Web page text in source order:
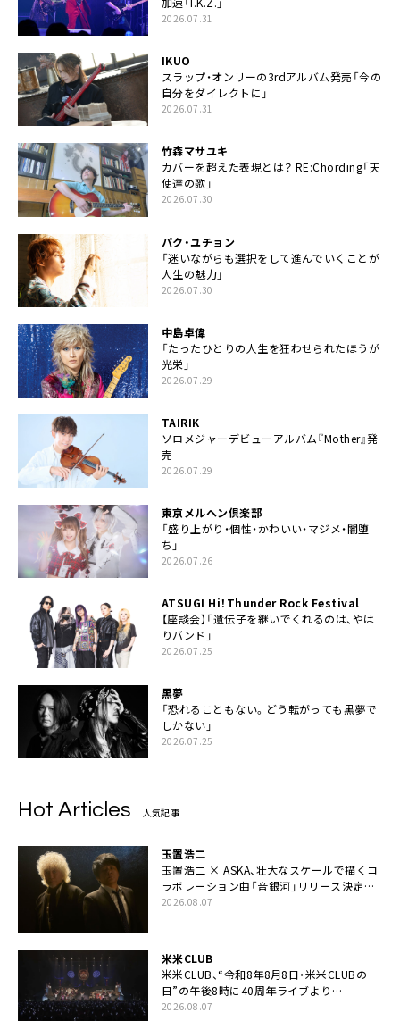
2026.07.31
IKUO
スラップ・オンリーの3rdアルバム発売「今の
自分をダイレクトに」
2026.07.31
竹森マサユキ
カバーを超えた表現とは？ RE:Chording「天
使達の歌」
2026.07.30
パク・ユチョン
「迷いながらも選択をして進んでいくことが
人生の魅力」
2026.07.30
中島卓偉
「たったひとりの人生を狂わせられたほうが
光栄」
2026.07.29
TAIRIK
ソロメジャーデビューアルバム『Mother』発
売
2026.07.29
東京メルヘン倶楽部
「盛り上がり・個性・かわいい・マジメ・闇堕
ち」
2026.07.26
ATSUGI Hi！Thunder Rock Festival
【座談会】「遺伝子を継いでくれるのは、やは
りバンド」
2026.07.25
黒夢
「恐れることもない。どう転がっても黒夢で
しかない」
2026.07.25
Hot Articles 人気記事
玉置浩二
玉置浩二 × ASKA、壮大なスケールで描くコ
ラボレーション曲「音銀河」リリース決定。
カップリングには新曲「命の宿り」収録も
2026.08.07
米米CLUB
米米CLUB、“令和8年8月8日・米米CLUBの
日”の午後8時に40周年ライブより
「FANtachy medley」を88年限定公開
2026.08.07